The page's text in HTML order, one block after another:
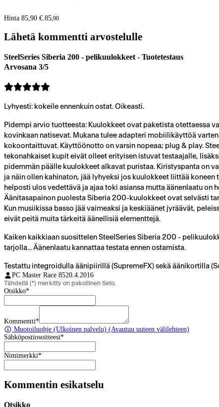
Hinta 85,90 €.85,90
Lähetä kommentti arvostelulle
SteelSeries Siberia 200 - pelikuulokkeet - Tuotetestaus
Arvosana 3/5
Lyhyesti: kokeile ennenkuin ostat. Oikeasti.
Pidempi arvio tuotteesta: Kuulokkeet ovat paketista otettaessa
kovinkaan natisevat. Mukana tulee adapteri mobiilikäyttöä
kokoontaittuvat. Käyttöönotto on varsin nopeaa; plug & play.
tekonahkaiset kupit eivät olleet erityisen istuvat testaajalle,
pidemmän päälle kuulokkeet alkavat puristaa. Kiristyspanta on
ja näin ollen kahinaton, jää lyhyeksi jos kuulokkeet liittää
helposti ulos vedettävä ja ajaa toki asiansa mutta äänenlaatu
Äänitasapainon puolesta Siberia 200-kuulokkeet ovat selvästi
Kun musiikissa basso jää vaimeaksi ja keskiäänet jyräävät,
eivät peitä muita tärkeitä äänellisiä elementtejä.
Kaiken kaikkiaan suosittelen SteelSeries Siberia 200 -
tarjolla... Äänenlaatu kannattaa testata ennen ostamista.
Testattu integroidulla äänipiirillä (SupremeFX) sekä äänikortilla
PC Master Race 8520.4.2016
Tähdellä (*) merkitty on pakollinen tieto.
Otsikko*
Kommentti*
Muotoiluohje (Ulkoinen palvelu) (Avautuu uuteen välilehteen)
Sähköpostiosoitteesi*
Nimimerkki*
Kommentin esikatselu
Otsikko